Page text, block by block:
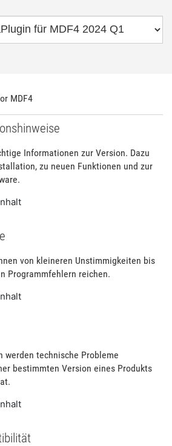
MDF4
Informationen zur Version. Dazu
zu neuen Funktionen und zur
von kleineren Unstimmigkeiten bis
Programmfehlern reichen.
werden technische Probleme
bestimmten Version eines Produkts